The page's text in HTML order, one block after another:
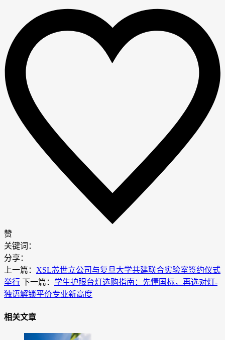
赞
关键词：
分享：
上一篇： XSL芯世立公司与复旦大学共建联合实验室签约仪式
举行 下一篇： 学生护眼台灯选购指南：先懂国标，再选对灯-
独语解锁平价专业新高度
相关文章